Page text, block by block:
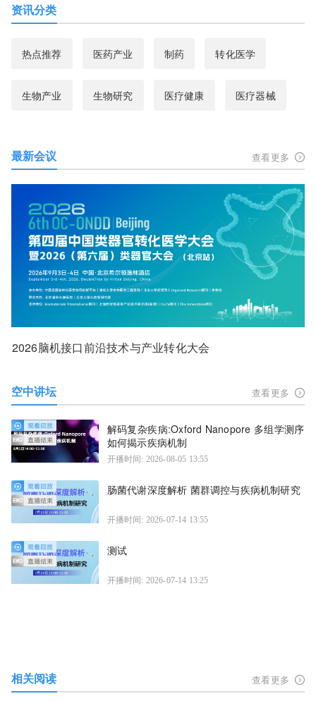
资讯分类
热点推荐 医药产业 制药 转化医学
生物产业 生物研究 医疗健康 医疗器械
最新会议 查看更多
2026脑机接口前沿技术与产业转化大会
空中讲坛 查看更多
解码复杂疾病:Oxford Nanopore 多组学测序
如何揭示疾病机制
开播时间: 2026-08-05 13:55
肠菌代谢深度解析 菌群调控与疾病机制研究
开播时间: 2026-07-14 13:55
测试
开播时间: 2026-07-14 13:25
相关阅读 查看更多